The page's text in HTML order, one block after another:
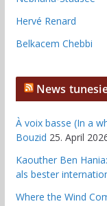
Hervé Renard
Belkacem Chebbi
News
À voix basse (In a
Bouzid 25. April
Kaouther Ben
als bester
Where the Wind